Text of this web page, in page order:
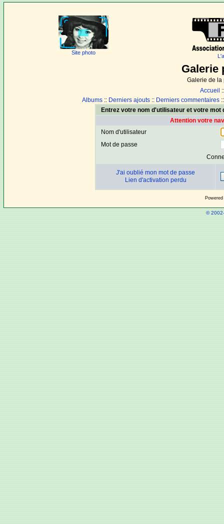
Site photo
Galerie
Galerie de la
Accueil
Albums :: Derniers ajouts :: Derniers commentaires
Entrez votre nom d'utilisateur et votre
Attention votre
Nom d'utilisateur
Mot de passe
J'ai oublié mon mot de passe
Lien d'activation perdu
©